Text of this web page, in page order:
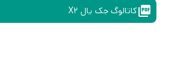
کاتالوگ جک یال X2